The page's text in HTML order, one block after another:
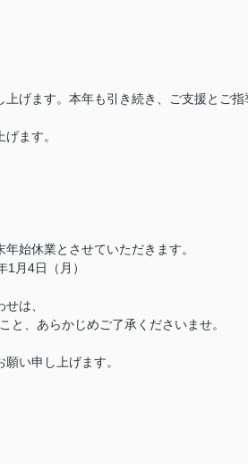
げます。本年も引き続き、ご支援とご
ます。
始休業とさせていただきます。
月4日（月）
は、
と、あらかじめご了承くださいませ。
い申し上げます。